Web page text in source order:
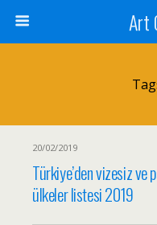
Art
20/02/2019
Türkiye’den vizesiz
ülkeler listesi 2019